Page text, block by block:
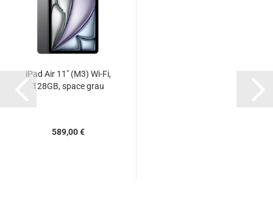
iPad Air 11" (M3) Wi-Fi,
128GB, space grau
589,00 €